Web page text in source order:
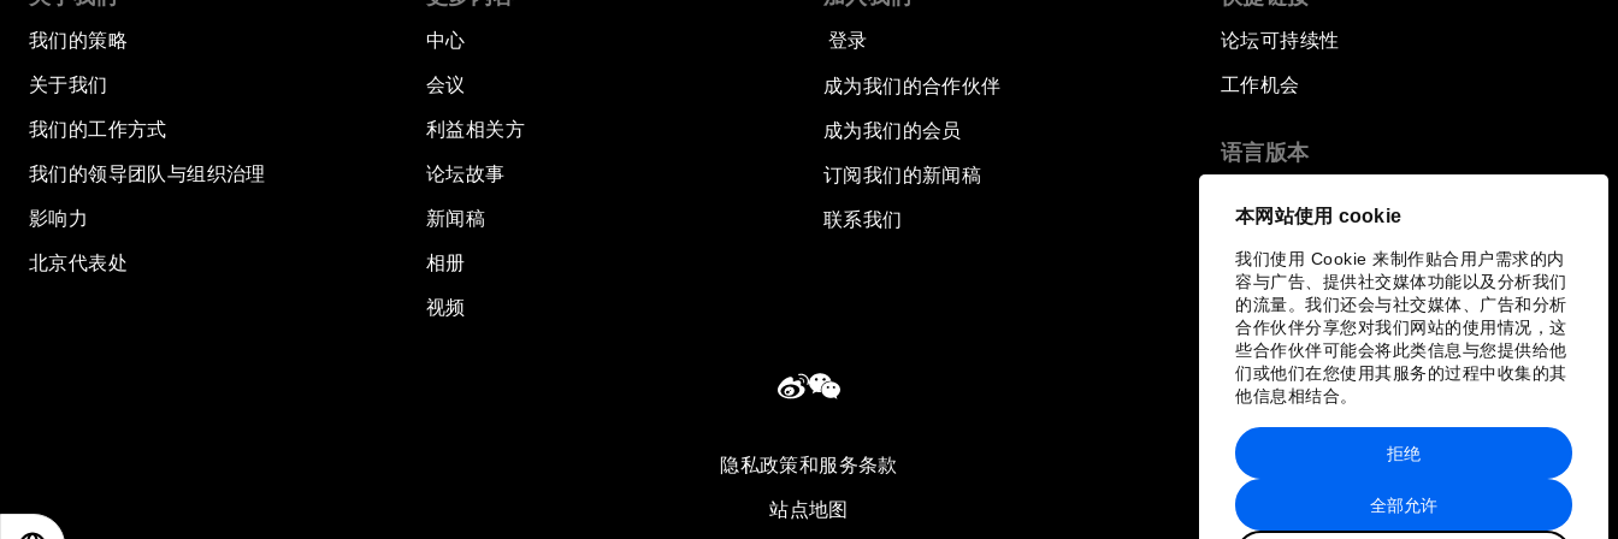
本网站使用 cookie
我们使用 Cookie 来制作贴合用户需求的内
容与广告、提供社交媒体功能以及分析我们
的流量。我们还会与社交媒体、广告和分析
合作伙伴分享您对我们网站的使用情况，这
些合作伙伴可能会将此类信息与您提供给他
们或他们在您使用其服务的过程中收集的其
他信息相结合。
全部允许
拒绝
我们的策略
关于我们
我们的工作方式
我们的领导团队与组织治理
影响力
北京代表处
中心
会议
利益相关方
论坛故事
新闻稿
相册
视频
登录
成为我们的合作伙伴
成为我们的会员
订阅我们的新闻稿
联系我们
论坛可持续性
工作机会
语言版本
隐私政策和服务条款
站点地图